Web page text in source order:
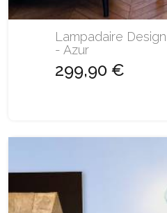
Lampadaire
- Azur
299,90 €